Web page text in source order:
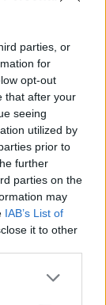
parties, or
for
opt-out
that after your
seeing
utilized by
prior to
further
parties on the
may
IAB’s List of
it to other
lloc web en
comenti.